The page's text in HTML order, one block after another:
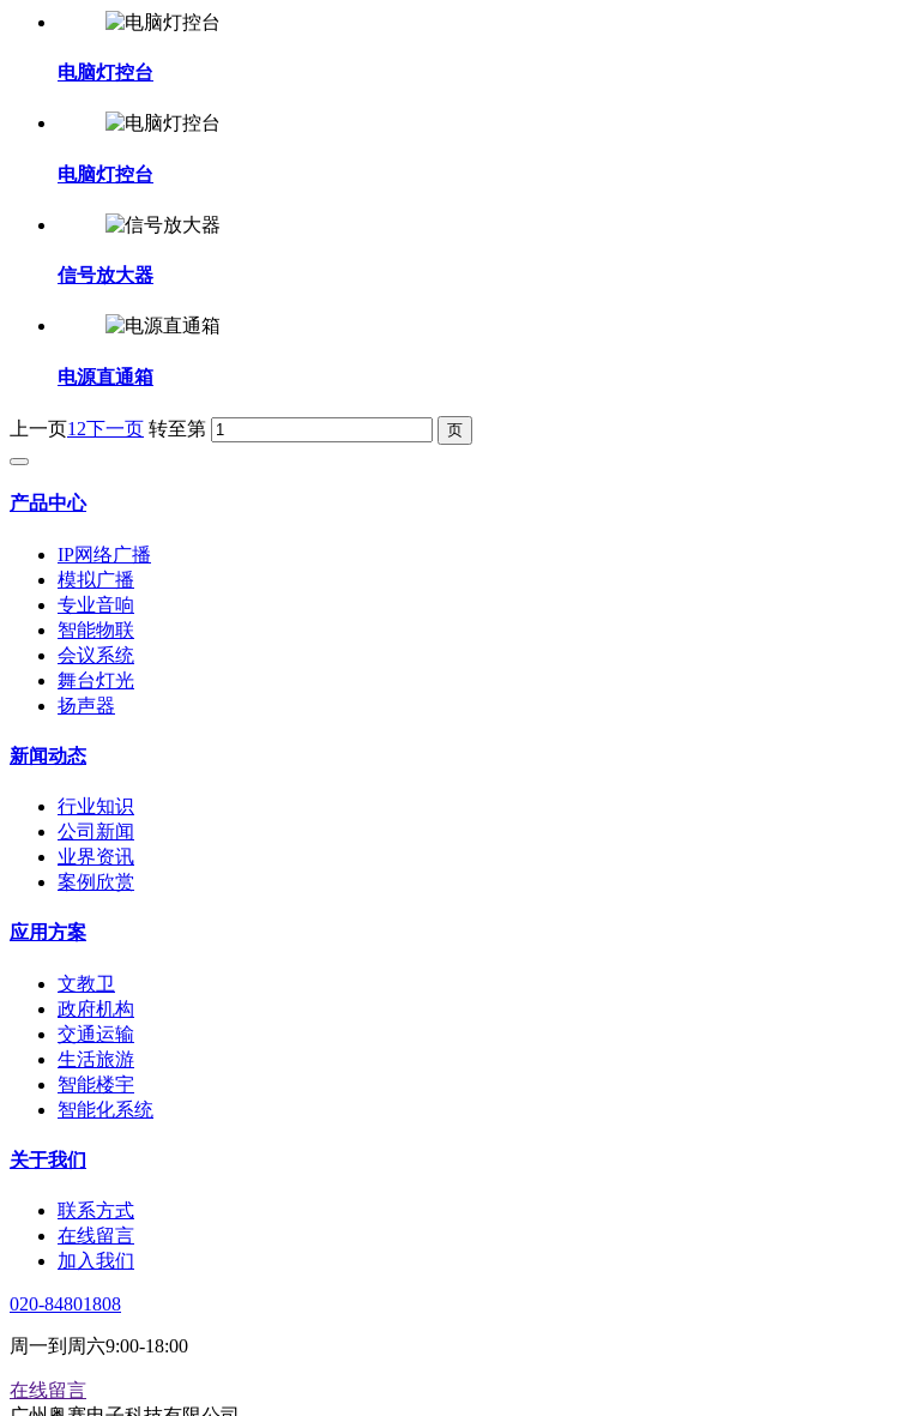
电脑灯控台
电脑灯控台
信号放大器
电源直通箱
上一页1 2下一页 转至第
产品中心
IP网络广播
模拟广播
专业音响
智能物联
会议系统
舞台灯光
扬声器
新闻动态
行业知识
公司新闻
业界资讯
案例欣赏
应用方案
文教卫
政府机构
交通运输
生活旅游
智能楼宇
智能化系统
关于我们
联系方式
在线留言
加入我们
020-84801808
周一到周六9:00-18:00
在线留言